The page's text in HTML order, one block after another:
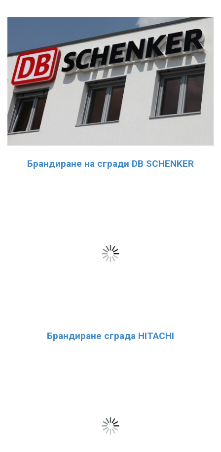
Брандиране на сгради DB SCHENKER
Брандиране сграда HITACHI